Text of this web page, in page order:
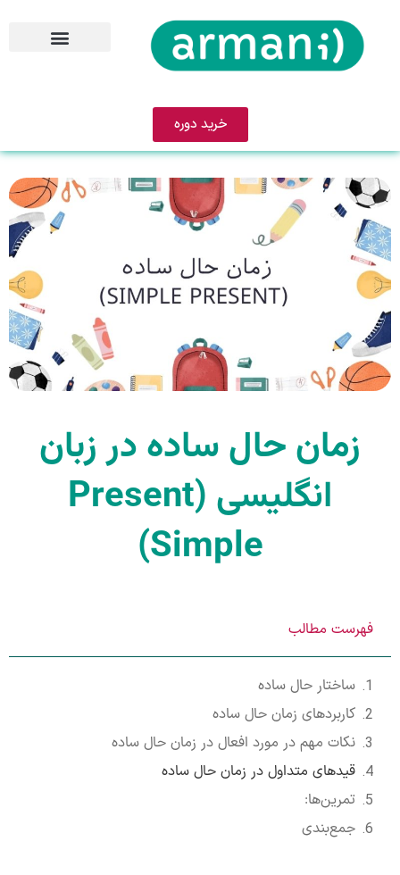
خرید دوره
زمان حال ساده در زبان
انگلیسی (Present
Simple)
فهرست مطالب
ساختار حال ساده
کاربردهای زمان حال ساده
نکات مهم در مورد افعال در زمان حال ساده
قیدهای متداول در زمان حال ساده
تمرین‌ها:
جمع‌بندی